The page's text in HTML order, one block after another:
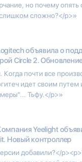
но почему опять
сложно?</p>»
объявила о
Circle 2.
почти все
идет своим путем
Тьфу.</p>»
Yeelight
Новый контроллер
добавили?</